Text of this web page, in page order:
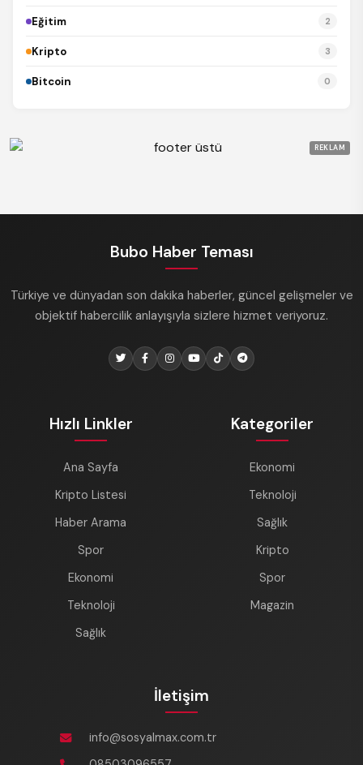
Eğitim 2
Kripto 3
Bitcoin 0
REKLAM
Bubo Haber Teması
Türkiye ve dünyadan son dakika haberler, güncel gelişmeler ve
objektif habercilik anlayışıyla sizlere hizmet veriyoruz.
Hızlı Linkler
Ana Sayfa
Kripto Listesi
Haber Arama
Spor
Ekonomi
Teknoloji
Sağlık
Kategoriler
Ekonomi
Teknoloji
Sağlık
Kripto
Spor
Magazin
İletişim
info@sosyalmax.com.tr